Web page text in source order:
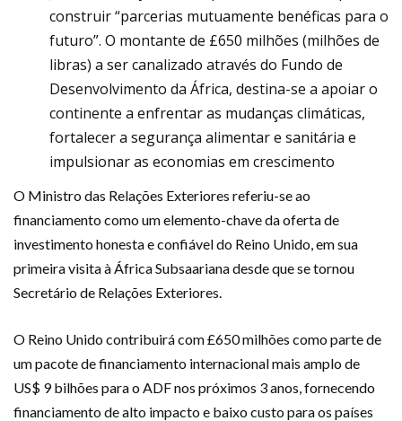
construir “parcerias mutuamente benéficas para o
futuro”. O montante de £650 milhões (milhões de
libras) a ser canalizado através do Fundo de
Desenvolvimento da África, destina-se a apoiar o
continente a enfrentar as mudanças climáticas,
fortalecer a segurança alimentar e sanitária e
impulsionar as economias em crescimento
O Ministro das Relações Exteriores referiu-se ao
financiamento como um elemento-chave da oferta de
investimento honesta e confiável do Reino Unido, em sua
primeira visita à África Subsaariana desde que se tornou
Secretário de Relações Exteriores.
O Reino Unido contribuirá com £650 milhões como parte de
um pacote de financiamento internacional mais amplo de
US$ 9 bilhões para o ADF nos próximos 3 anos, fornecendo
financiamento de alto impacto e baixo custo para os países